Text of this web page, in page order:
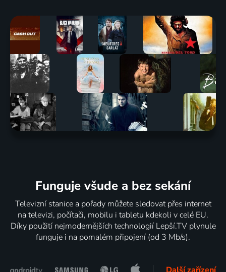
Funguje všude a bez sekání
Televizní stanice a pořady můžete sledovat přes internet
na televizi, počítači, mobilu i tabletu kdekoli v celé EU.
Díky použití nejmodernějších technologií Lepší.TV plynule
funguje i na pomalém připojení (od 3 Mb/s).